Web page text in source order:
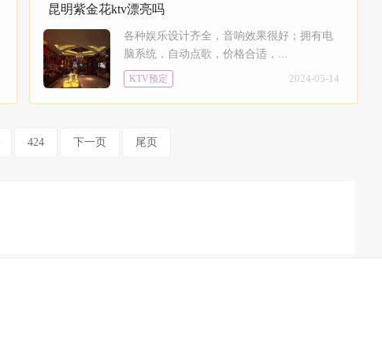
昆明紫金花ktv漂亮吗
各种娱乐设计齐全，音响效果很好；拥有电
脑系统，自动点歌，价格合适，...
KTV预定 2024-05-14
424 下一页 尾页